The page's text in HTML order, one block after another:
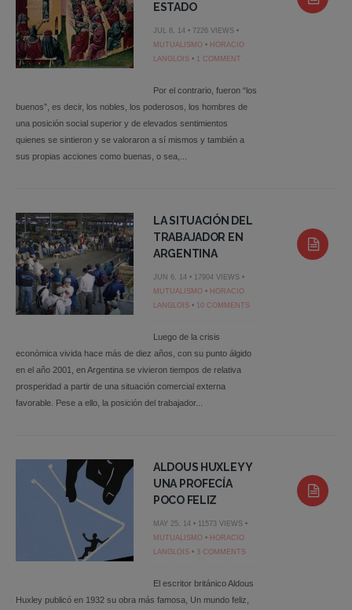
ESTADO
JUL 8, 14 • 7226 VIEWS •
MUTUALISMO • HORACIO
LANGLOIS • 1 COMMENT
Por el contrario, fueron “los
buenos”, es decir, los nobles, los poderosos, los hombres de
una posición social superior y de elevados sentimientos
quienes se sintieron y se valoraron a sí mismos y también a
sus propias acciones como buenas, o sea,...
LA SITUACIÓN DEL
TRABAJADOR EN
ARGENTINA
JUN 6, 14 • 17904 VIEWS •
MUTUALISMO • HORACIO
LANGLOIS • 10 COMMENTS
Luego de la crisis
económica vivida hace más de diez años, con su punto álgido
en el año 2001, en Argentina se vivieron tiempos de relativa
prosperidad a partir de una situación comercial externa
favorable. Pese a ello, la posición del trabajador...
ALDOUS HUXLEY Y
UNA PROFECÍA
POCO FELIZ
MAY 25, 14 • 11573 VIEWS •
MUTUALISMO • HORACIO
LANGLOIS • 3 COMMENTS
El escritor británico Aldous
Huxley publicó en 1932 su obra más famosa, Un mundo feliz,